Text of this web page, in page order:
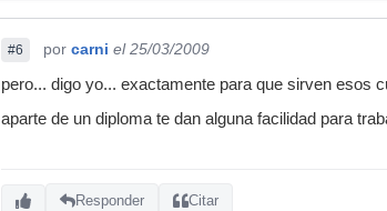
#6 por carni el 25/03/2009
pero... digo yo... exactamente para que sirven esos
aparte de un diploma te dan alguna facilidad para
Responder Citar